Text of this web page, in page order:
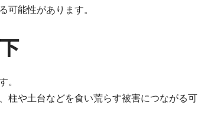
可能性があります。
。
柱や土台などを食い荒らす被害につながる可